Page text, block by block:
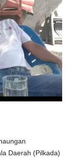
Daerah (Pilkada)